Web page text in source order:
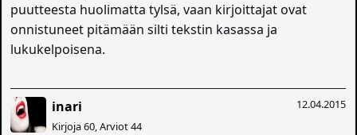
puutteesta huolimatta tylsä, vaan kirjoittajat ovat
onnistuneet pitämään silti tekstin kasassa ja
lukukelpoisena.
12.04.2015
inari
Kirjoja 60, Arviot 44